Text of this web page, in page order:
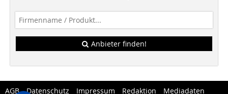
Anbieter finden!
AGB Datenschutz Impressum Redaktion Mediadaten